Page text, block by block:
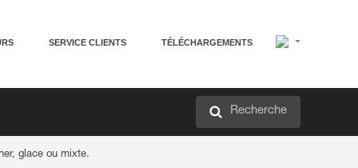
SERVICE CLIENTS TÉLÉCHARGEMENTS
Recherche
glace ou mixte.